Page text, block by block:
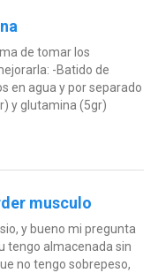
de tomar los
-Batido de
en agua y por separado
y glutamina (5gr)
musculo
y bueno mi pregunta
tengo almacenada sin
no tengo sobrepeso,